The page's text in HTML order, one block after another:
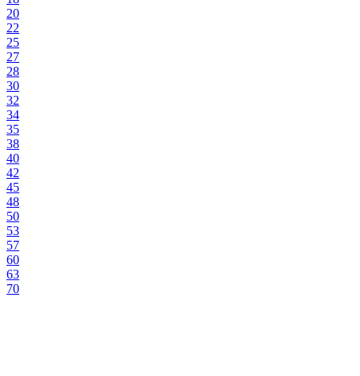
20
22
25
27
28
30
32
34
35
38
40
42
45
48
50
53
57
60
63
70